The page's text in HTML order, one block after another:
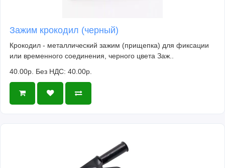
Зажим крокодил (черный)
Крокодил - металлический зажим (прищепка) для фиксации
или временного соединения, черного цвета Заж..
40.00р. Без НДС: 40.00р.